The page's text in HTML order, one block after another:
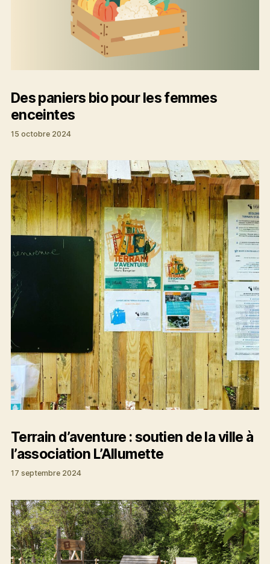
Des paniers bio pour les femmes
enceintes
15 octobre 2024
Terrain d’aventure : soutien de la ville à
l’association L’Allumette
17 septembre 2024